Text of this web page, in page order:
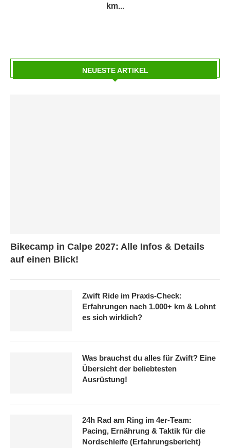
km...
NEUESTE ARTIKEL
Bikecamp in Calpe 2027: Alle Infos & Details
auf einen Blick!
Zwift Ride im Praxis-Check:
Erfahrungen nach 1.000+ km & Lohnt
es sich wirklich?
Was brauchst du alles für Zwift? Eine
Übersicht der beliebtesten
Ausrüstung!
24h Rad am Ring im 4er-Team:
Pacing, Ernährung & Taktik für die
Nordschleife (Erfahrungsbericht)